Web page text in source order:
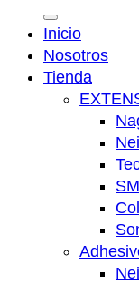
por:
Inicio
Nosotros
Tienda
SM